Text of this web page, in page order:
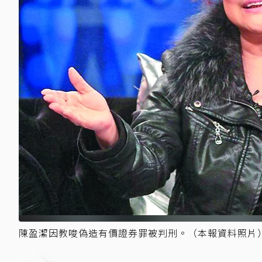
陳盈潔因教唆偽造有價證券罪被判刑。（本報資料照片